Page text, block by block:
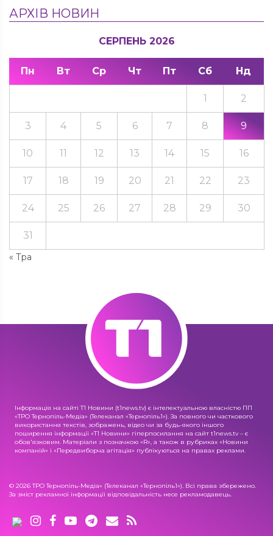
АРХІВ НОВИН
СЕРПЕНЬ 2026
Пн Вт Ср Чт Пт Сб Нд
« Тра
1 2
3 4 5 6 7 8 9
10 11 12 13 14 15 16
17 18 19 20 21 22 23
24 25 26 27 28 29 30
31
Інформація на сайті Т1 Новини (t1news.tv) є інтелектуальною власністю ПП
«ТРО Тернопіль-Медіа» (Телеканал «Тернопіль1»). За повного чи часткового
використання текстів, зображень, відео чи за будь-якого іншого
поширення інформації «Т1 Новини» гіперпосилання на сайт t1news.tv – є
обов'язковим. Матеріали з позначкою «R», а також в рубриках «Новини
компаній» і «Передвиборча агітація» публікуються на правах реклами.
© 2026 ТРО Тернопіль-Медіа» (Телеканал «Тернопіль1»). Всі права збережено.
За зміст рекламної інформації відповідальність несе рекламодавець.